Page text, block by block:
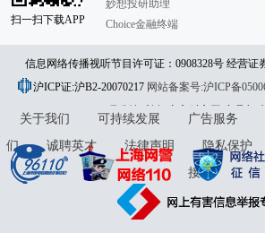
扫一扫下载APP
妙想投研助理
Choice金融终端
信息网络传播视听节目许可证：0908328号 经营证
913101046312860336 违法和不良信息举报:021-
jubao@eastmoney.com
沪ICP证:沪B2-20070217 网站备案号:沪ICP备
31010402000120号版权所有:东方财富网意见与
关于我们 可持续发展 广告服务
们
诚聘英才 法律声明 隐私保护
接